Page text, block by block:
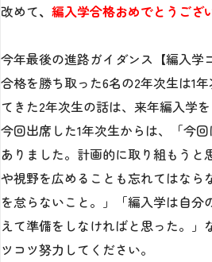
改めて、 編入学合格おめでとうござ
今年最後の進路ガイダンス【編入学
合格を勝ち取った6名の2年次生は1
てきた2年次生の話は、来年編入学
今回出席した1年次生からは、「今
ありました。計画的に取り組もう
や視野を広めることも忘れてはなら
を怠らないこと。」「編入学は自
えて準備をしなければと思った。
ツコツ努力してください。